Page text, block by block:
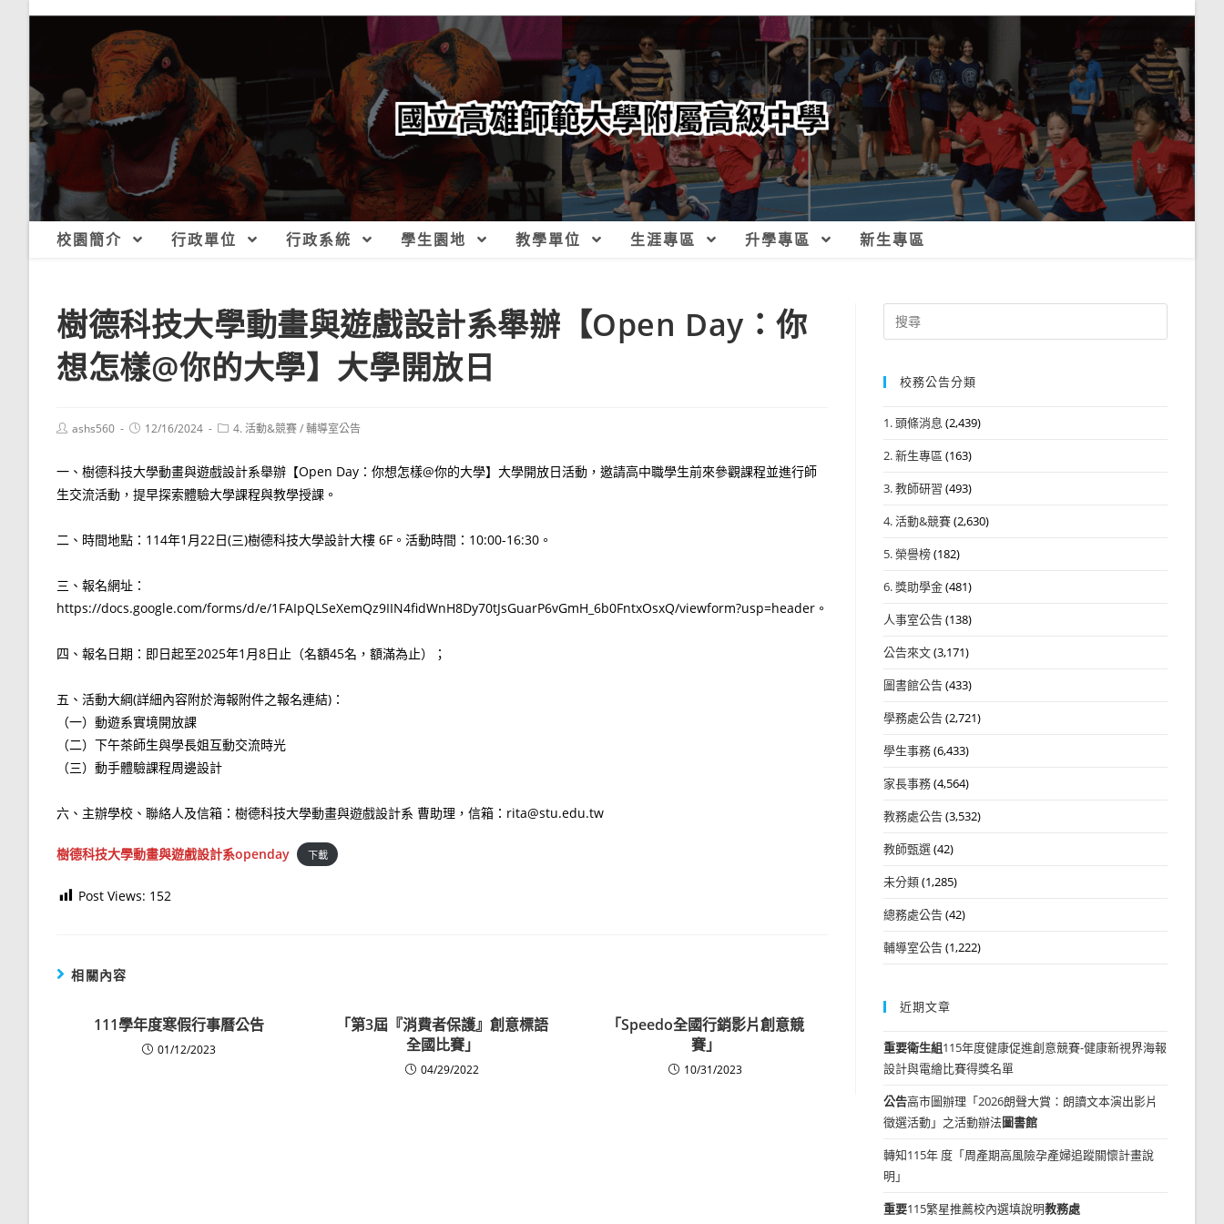
校園簡介 行政單位 行政系統 學生園地 教學單位 生涯專區 升學專區 新生專區
樹德科技大學動畫與遊戲設計系舉辦【Open Day：你
想怎樣@你的大學】大學開放日
Postashs560
Post12/16/2024
Post4. 活動&競賽/輔導室公告
一、樹德科技大學動畫與遊戲設計系舉辦【Open Day：你想怎樣@你的大學】大學開放日活動，邀請高中職學生前來參觀課程並進行師
生交流活動，提早探索體驗大學課程與教學授課。
二、時間地點：114年1月22日(三)樹德科技大學設計大樓 6F。活動時間：10:00-16:30。
三、報名網址：
https://docs.google.com/forms/d/e/1FAIpQLSeXemQz9IIN4fidWnH8Dy70tJsGuarP6vGmH_6b0FntxOsxQ/viewform?usp=header。
四、報名日期：即日起至2025年1月8日止（名額45名，額滿為止）；
五、活動大綱(詳細內容附於海報附件之報名連結)：
（一）動遊系實境開放課
（二）下午茶師生與學長姐互動交流時光
（三）動手體驗課程周邊設計
六、主辦學校、聯絡人及信箱：樹德科技大學動畫與遊戲設計系 曹助理，信箱：rita@stu.edu.tw
樹德科技大學動畫與遊戲設計系openday 下載
Post Views: 152
相關內容
111學年度寒假行事曆公告
01/12/2023
「第3屆『消費者保護』創意標語
全國比賽」
04/29/2022
「Speedo全國行銷影片創意競
賽」
10/31/2023
Search
for:
校務公告分類
1. 頭條消息 (2,439)
2. 新生專區 (163)
3. 教師研習 (493)
4. 活動&競賽(2,630)
5. 榮譽榜(182)
6. 獎助學金(481)
人事室公告(138)
公告來文(3,171)
圖書館公告(433)
學務處公告(2,721)
學生事務(6,433)
家長事務(4,564)
教務處公告(3,532)
教師甄選(42)
未分類(1,285)
總務處公告(42)
輔導室公告(1,222)
近期文章
重要衛生組115年度健康促進創意競賽-健康新視界海報
設計與電繪比賽得獎名單
公告高市圖辦理「2026朗聲大賞：朗讀文本演出影片
徵選活動」之活動辦法圖書館
轉知115年 度「周產期高風險孕產婦追蹤關懷計畫說
明」
重要115繁星推薦校內選填說明教務處